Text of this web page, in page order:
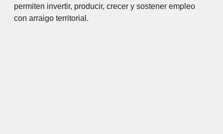
permiten invertir, producir, crecer y sostener empleo
con arraigo territorial.